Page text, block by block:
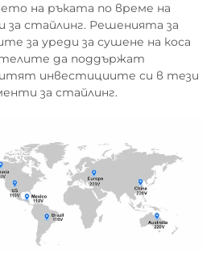
на ръката по време на
за стайлинг. Решенията за
за уреди за сушене на коса
да поддържат
инвестициите си в тези
за стайлинг.